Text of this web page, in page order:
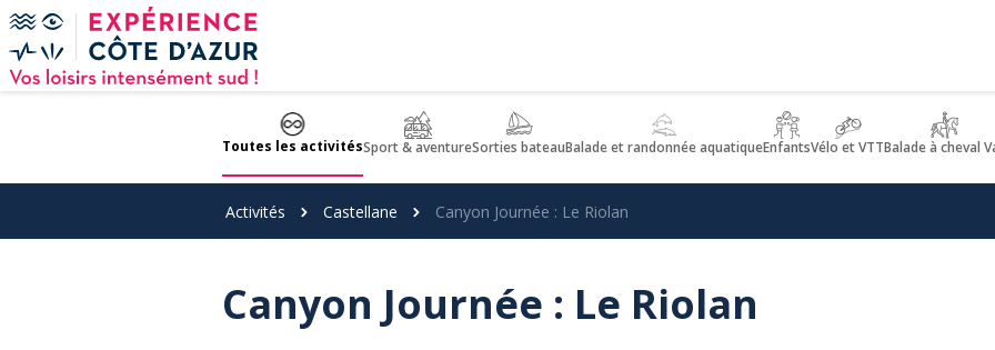
Panneau de gestion des cookies
Toutes les activitésSport & aventureSorties bateauBalade et randonnée aquatiqueEnfantsVélo et VTTBalade à cheval
Activités Castellane Canyon Journée : Le Riolan
Canyon Journée : Le Riolan